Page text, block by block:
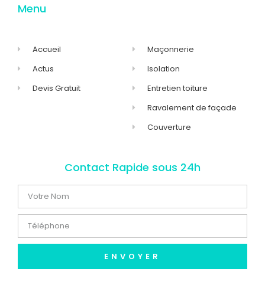
Menu
Accueil
Actus
Devis Gratuit
Maçonnerie
Isolation
Entretien toiture
Ravalement de façade
Couverture
Contact Rapide sous 24h
ENVOYER